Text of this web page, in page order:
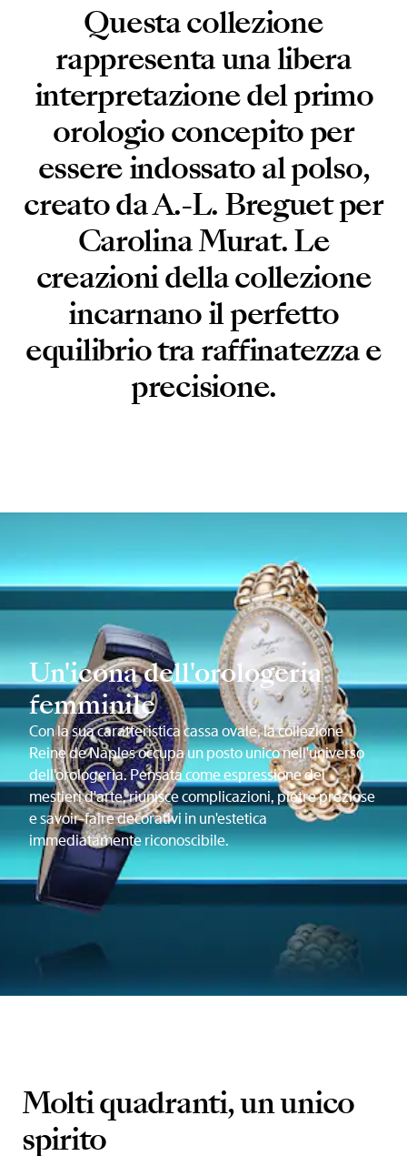
Questa collezione
rappresenta una libera
interpretazione del primo
orologio concepito per
essere indossato al polso,
creato da A.-L. Breguet per
Carolina Murat. Le
creazioni della collezione
incarnano il perfetto
equilibrio tra raffinatezza e
precisione.
Un'icona dell'orologeria
femminile
Con la sua caratteristica cassa ovale, la collezione
Reine de Naples occupa un posto unico nell'universo
dell'orologeria. Pensata come espressione dei
mestieri d'arte, riunisce complicazioni, pietre preziose
e savoir-faire decorativi in un'estetica
immediatamente riconoscibile.
Molti quadranti, un unico
spirito